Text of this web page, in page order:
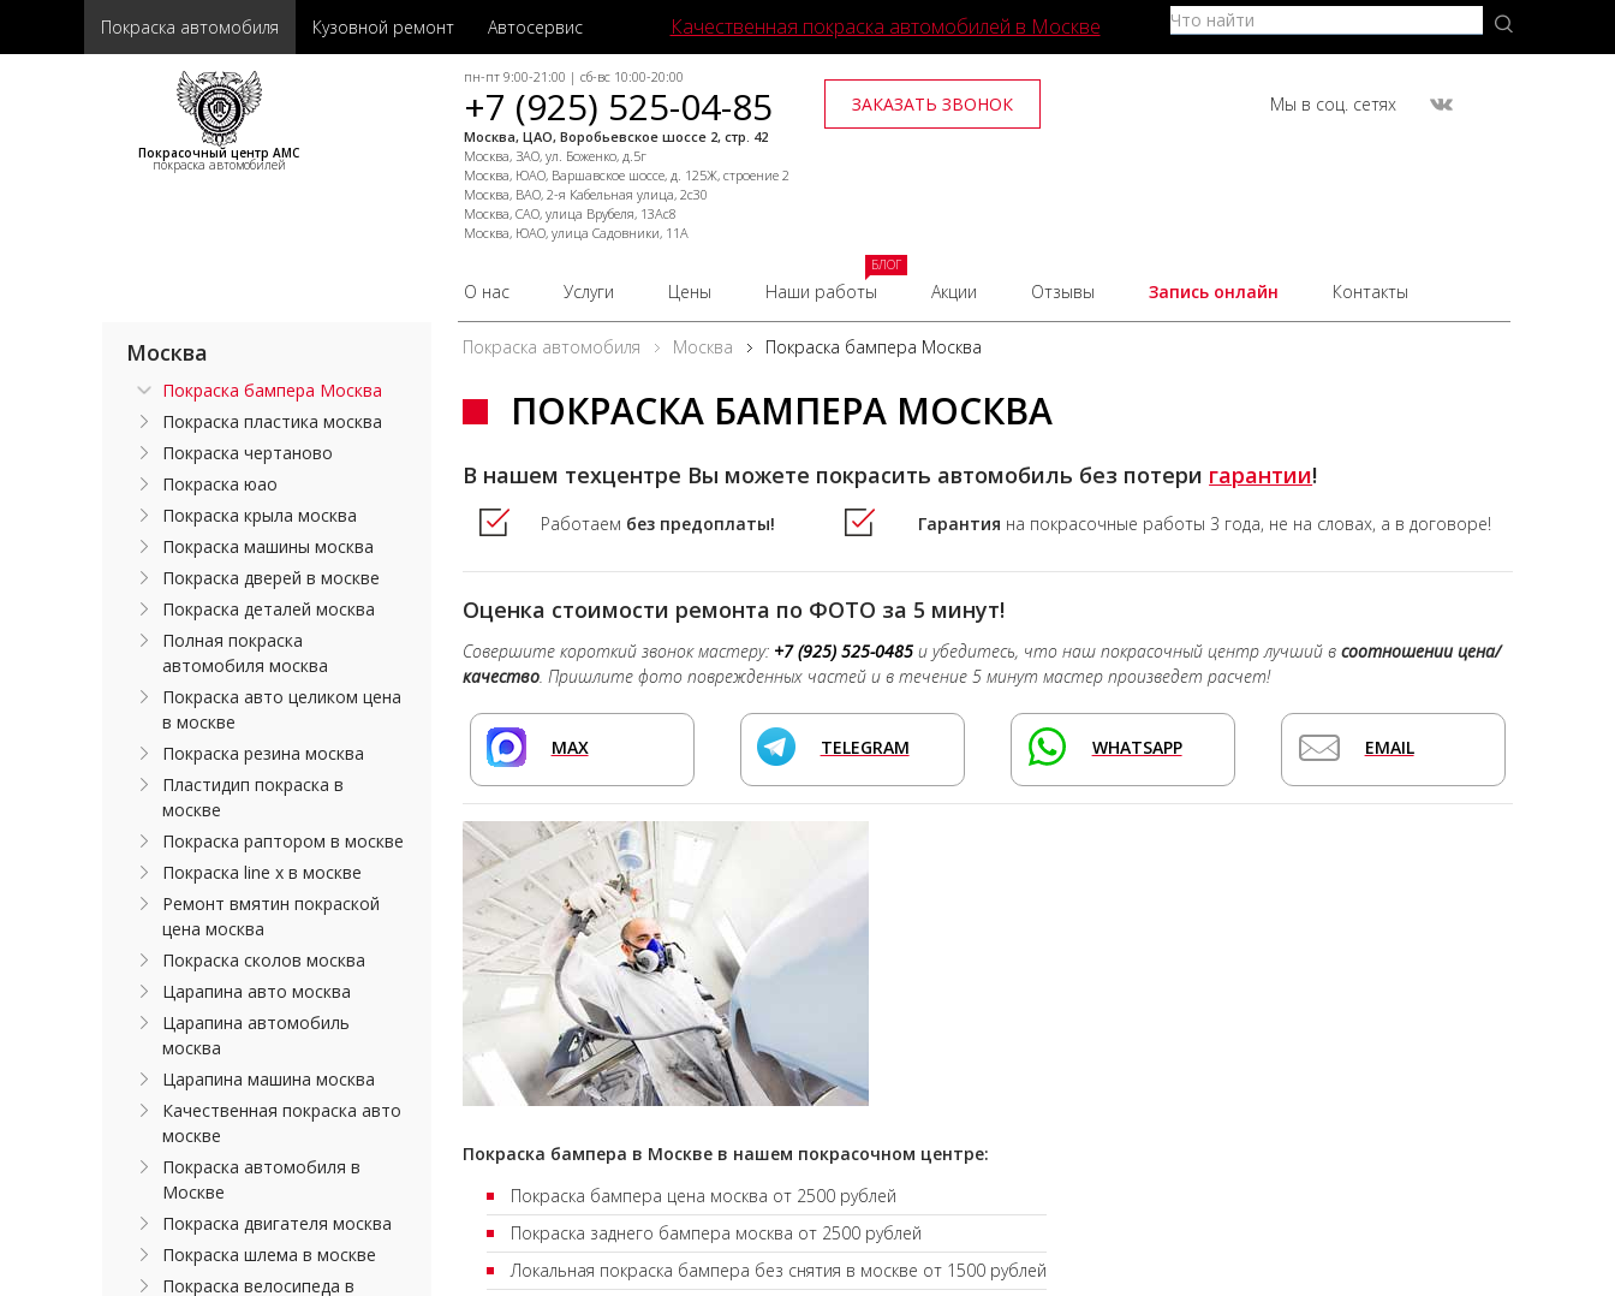
Покраска автомобиля Кузовной ремонт Автосервис Качественная покраска автомобилей в Москве
Покрасочный центр АМС
покраска автомобилей
пн-пт 9:00-21:00 | сб-вс 10:00-20:00
+7 (925) 525-04-85
Москва, ЦАО, Воробьевское шоссе 2, стр. 42
Москва, ЗАО, ул. Боженко, д.5г
Москва, ЮАО, Варшавское шоссе, д. 125Ж, строение 2
Москва, ВАО, 2-я Кабельная улица, 2с30
Москва, САО, улица Врубеля, 13Ас8
Москва, ЮАО, улица Садовники, 11А
ЗАКАЗАТЬ ЗВОНОК Мы в соц. сетях
О нас Услуги Цены Наши работы
БЛОГ
Акции Отзывы Запись онлайн Контакты
Покраска автомобиля Москва Покраска бампера Москва
ПОКРАСКА БАМПЕРА МОСКВА
В нашем техцентре Вы можете покрасить автомобиль без потери гарантии!
Работаем без предоплаты! Гарантия на покрасочные работы 3 года, не на словах, а в договоре!
Оценка стоимости ремонта по ФОТО за 5 минут!
Совершите короткий звонок мастеру: +7 (925) 525-0485 и убедитесь, что наш покрасочный центр лучший всоотношении цена/
качество. Пришлите фото поврежденных частей и в течение 5 минут мастер произведет расчет!
MAX TELEGRAM WHATSAPP EMAIL
Покраска бампера в Москве в нашем покрасочном центре:
Покраска бампера цена москва от 2500 рублей
Покраска заднего бампера москва от 2500 рублей
Локальная покраска бампера без снятия в москве от 1500 рублей
Москва
Покраска бампера Москва
Покраска пластика москва
Покраска чертаново
Покраска юао
Покраска крыла москва
Покраска машины москва
Покраска дверей в москве
Покраска деталей москва
Полная покраска
автомобиля москва
Покраска авто целиком цена
в москве
Покраска резина москва
Пластидип покраска в
москве
Покраска раптором в москве
Покраска line x в москве
Ремонт вмятин покраской
цена москва
Покраска сколов москва
Царапина авто москва
Царапина автомобиль
москва
Царапина машина москва
Качественная покраска авто
москве
Покраска автомобиля в
Москве
Покраска двигателя москва
Покраска шлема в москве
Покраска велосипеда в